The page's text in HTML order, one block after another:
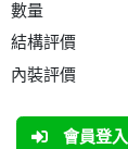
數量
結構評價
內裝評價
會員登入